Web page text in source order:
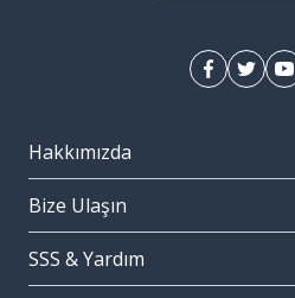
Hakkımızda
Bize Ulaşın
SSS & Yardım